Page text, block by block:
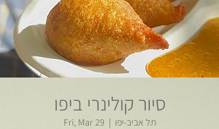
סיור קולינרי ביפו
Fri, Mar 29
  |
תל אביב-יפו